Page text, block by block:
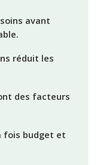
avant
réduit les
des facteurs
fois budget et